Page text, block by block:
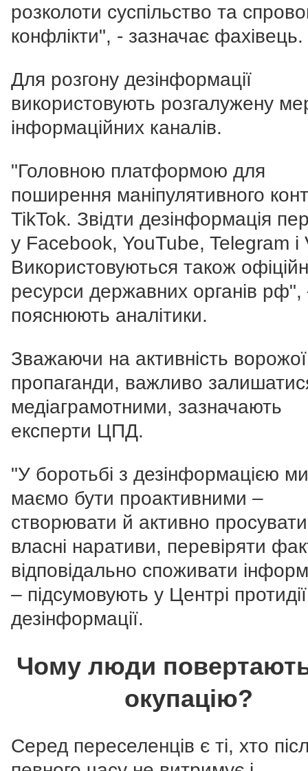
розколоти суспільство та
конфлікти", - зазначає фахівець.
Для розгону дезінформації
використовують розгалужену
інформаційних каналів.
"Головною платформою для
поширення маніпулятивного
TikTok. Звідти дезінформація
у Facebook, YouTube, Telegram і
Використовуються також
ресурси державних органів рф",
пояснюють аналітики.
Зважаючи на активність ворожої
пропаганди, важливо
медіаграмотними, зазначають
експерти ЦПД.
"У боротьбі з дезінформацією ми
маємо бути проактивними –
створювати й активно просувати
власні наративи, перевіряти
відповідально споживати
– підсумовують у Центрі протидії
дезінформації.
Чому люди
окупацію?
Серед переселенців є ті, хто